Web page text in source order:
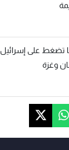
أميركا تضغط على إسرائيل
وغزة